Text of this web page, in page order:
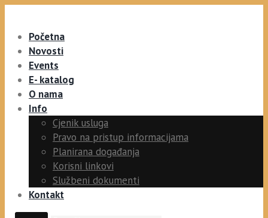
Početna
Novosti
Events
E- katalog
O nama
Info
Cjenik usluga
Pravo na pristup informacijama
Planirana događanja
Korisni linkovi
Službeni dokumenti
Kontakt